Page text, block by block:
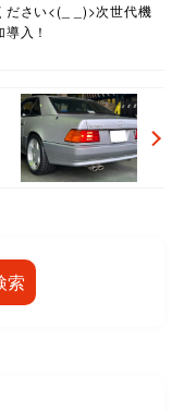
ださい<(_ _)>次世代機
入！
索